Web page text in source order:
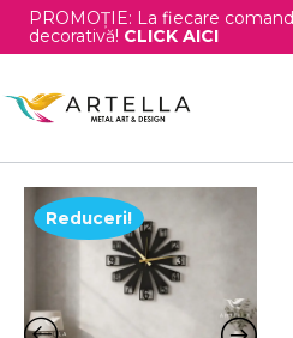
PROMOȚIE: La fiecare
decorativă! CLICK AICI
Reduceri!